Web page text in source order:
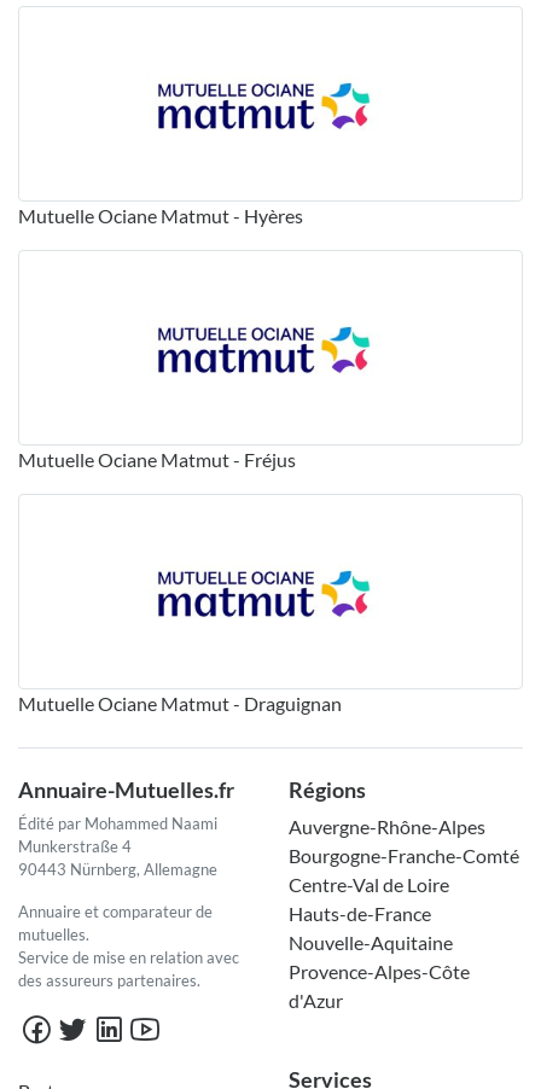
Mutuelle Ociane Matmut - Hyères
Mutuelle Ociane Matmut - Fréjus
Mutuelle Ociane Matmut - Draguignan
Annuaire-Mutuelles.fr
Édité par Mohammed Naami
Munkerstraße 4
90443 Nürnberg, Allemagne
Annuaire et comparateur de
mutuelles.
Service de mise en relation avec
des assureurs partenaires.
Régions
Auvergne-Rhône-Alpes
Bourgogne-Franche-Comté
Centre-Val de Loire
Hauts-de-France
Nouvelle-Aquitaine
Provence-Alpes-Côte
d'Azur
Services